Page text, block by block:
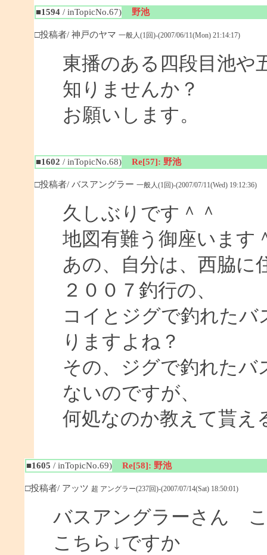
■1594/ inTopicNo.67) 野池
□投稿者/ 神戸のヤマ 一般人(1回)-(2007/06/11(Mon) 21:14:17)
東播のある四段目池や
知りませんか？
お願いします。
■1602 / inTopicNo.68) Re[57]: 野池
□投稿者/ バスアングラー 一般人(1回)-(2007/07/11(Wed) 19:12:36)
久しぶりです＾＾
地図有難う御座います
あの、自分は、西脇に
２００７釣行の、
コイとジグで釣れたバ
りますよね？
その、ジグで釣れたバ
ないのですが、
何処なのか教えて貰え
■1605 / inTopicNo.69) Re[58]: 野池
□投稿者/ アッツ 超 アングラー(237回)-(2007/07/14(Sat) 18:50:01)
バスアングラーさん
こちら↓ですか